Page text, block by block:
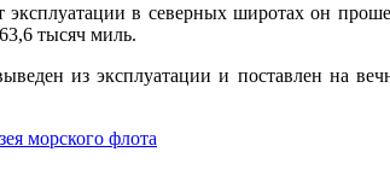
в северных широтах он
тысяч миль.
из эксплуатации и поставлен на